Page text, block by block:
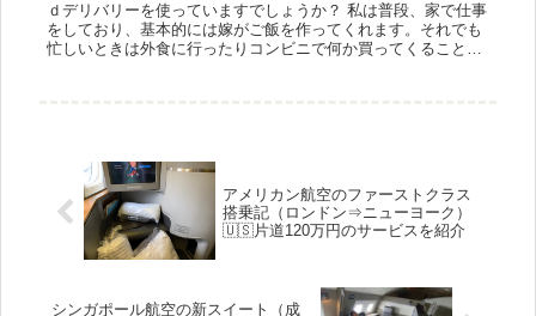
ｄデリバリーを使っていますでしょうか？ 私は普段、家で仕事
をしており、基本的には嫁がご飯を作ってくれます。それでも
忙しいときは外食に行ったりコンビニで何か買ってくることが
アメリカン航空のファーストクラス
搭乗記（ロンドン⇒ニューヨーク）
🇺🇸片道120万円のサービスを紹介
シンガポール航空の新スイート（成